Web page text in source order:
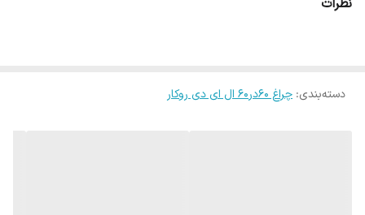
نظرات
دسته‌بندی: چراغ 60در60 ال ای دی روکار